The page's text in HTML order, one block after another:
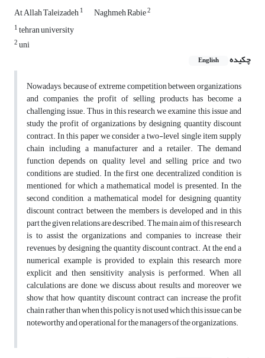
At Allah Taleizadeh1 Naghmeh Rabie2
1tehran university
2uni
چکیده
English
Nowadays, because of extreme competition between organizations
and companies, the profit of selling products has become a
challenging issue. Thus in this research we examine this issue and
study the profit of organizations by designing quantity discount
contract. In this paper we consider a two-level single item supply
chain including a manufacturer and a retailer. The demand
function depends ­on quality level and selling price and two
conditions are studied. In the first one, decentralized condition is
mentioned, for which a mathematical model is presented. In the
second condition, a mathematical model for designing quantity
discount contract between the members is developed and in this
part the given relations are described. The main aim of this research
is to assist the organizations and companies to increase their
revenues, by designing the quantity discount contract. At the end a
numerical example is provided to explain this research more
explicit and then sensitivity analysis is performed. When all
calculations are done, we discuss about results and moreover we
show that how quantity discount contract can increase the profit
chain rather than when this policy is not used which this issue can be
noteworthy and operational for the managers of the organizations.